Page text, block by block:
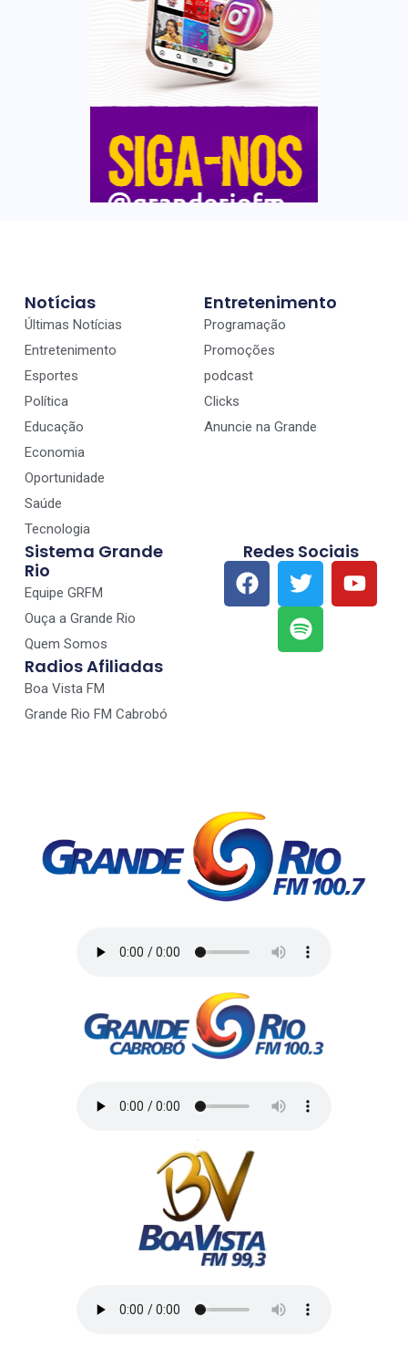
Notícias
Últimas Notícias
Entretenimento
Esportes
Política
Educação
Economia
Oportunidade
Saúde
Tecnologia
Entretenimento
Programação
Promoções
podcast
Clicks
Anuncie na Grande
Sistema Grande
Rio
Equipe GRFM
Ouça a Grande Rio
Quem Somos
Radios Afiliadas
Boa Vista FM
Grande Rio FM Cabrobó
Redes Sociais